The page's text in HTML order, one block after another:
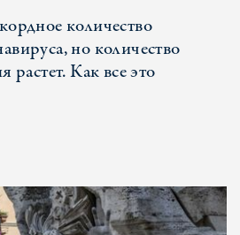
количество
но количество
растет. Как все это